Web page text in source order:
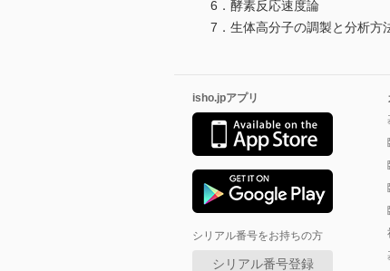
6．酵素反応速度論
7．生体高分子の調製と分析方
isho.jpアプリ
シリアル番号をお持ちの方
シリアル番号登録